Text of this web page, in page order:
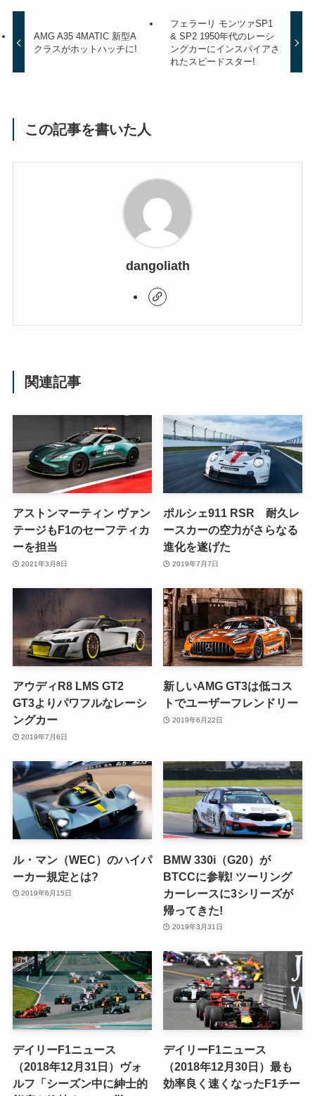
AMG A35 4MATIC 新型A
クラスがホットハッチに!
フェラーリ モンツァSP1
& SP2 1950年代のレーシ
ングカーにインスパイアさ
れたスピードスター!
この記事を書いた人
dangoliath
関連記事
アストンマーティン ヴァン
テージもF1のセーフティカ
ーを担当
2021年3月8日
ポルシェ911 RSR 耐久レ
ースカーの空力がさらなる
進化を遂げた
2019年7月7日
アウディR8 LMS GT2
GT3よりパワフルなレーシ
ングカー
2019年7月6日
新しいAMG GT3は低コス
トでユーザーフレンドリー
2019年6月22日
ル・マン（WEC）のハイパ
ーカー規定とは?
2019年6月15日
BMW 330i（G20）が
BTCCに参戦! ツーリング
カーレースに3シリーズが
帰ってきた!
2019年3月31日
デイリーF1ニュース
（2018年12月31日）ヴォ
ルフ「シーズン中に紳士的
デイリーF1ニュース
（2018年12月30日）最も
効率良く速くなったF1チー